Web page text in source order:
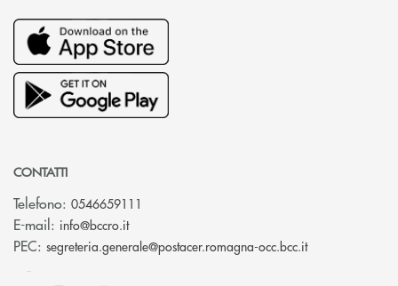
CONTATTI
Telefono: 0546659111
E-mail: info@bccro.it(si apre l’app di posta elettronica)
PEC: segreteria.generale@postacer.romagna-occ.bcc.it(si apre l’app